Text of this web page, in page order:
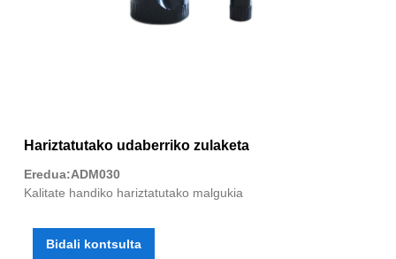
Hariztatutako udaberriko zulaketa
Eredua:ADM030
Kalitate handiko hariztatutako malgukia
Bidali kontsulta